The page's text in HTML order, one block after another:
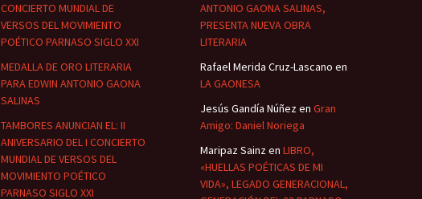
CONCIERTO MUNDIAL DE
VERSOS DEL MOVIMIENTO
POÉTICO PARNASO SIGLO XXI
MEDALLA DE ORO LITERARIA
PARA EDWIN ANTONIO GAONA
SALINAS
TAMBORES ANUNCIAN EL: II
ANIVERSARIO DEL I CONCIERTO
MUNDIAL DE VERSOS DEL
MOVIMIENTO POÉTICO
PARNASO SIGLO XXI
ANTONIO GAONA SALINAS,
PRESENTA NUEVA OBRA
LITERARIA
Rafael Merida Cruz-Lascano en
LA GAONESA
Jesús Gandía Núñezen Gran
Amigo: Daniel Noriega
Maripaz Sainzen LIBRO,
«HUELLAS POÉTICAS DE MI
VIDA», LEGADO GENERACIONAL,